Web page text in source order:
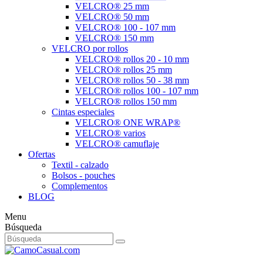
VELCRO® 25 mm
VELCRO® 50 mm
VELCRO® 100 - 107 mm
VELCRO® 150 mm
VELCRO por rollos
VELCRO® rollos 20 - 10 mm
VELCRO® rollos 25 mm
VELCRO® rollos 50 - 38 mm
VELCRO® rollos 100 - 107 mm
VELCRO® rollos 150 mm
Cintas especiales
VELCRO® ONE WRAP®
VELCRO® varios
VELCRO® camuflaje
Ofertas
Textil - calzado
Bolsos - pouches
Complementos
BLOG
Menu
Búsqueda